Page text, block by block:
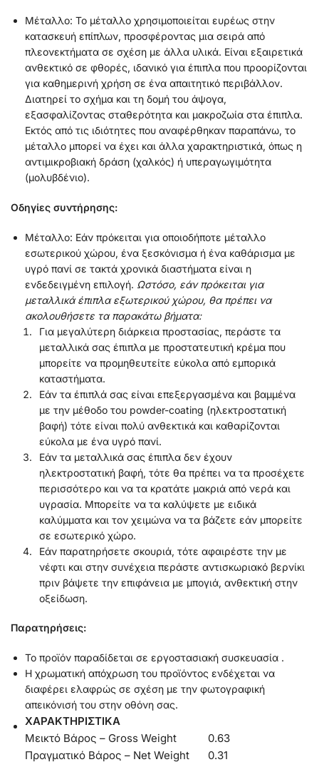
Μέταλλο: Το μέταλλο χρησιμοποιείται ευρέως στην
κατασκευή επίπλων, προσφέροντας μια σειρά από
πλεονεκτήματα σε σχέση με άλλα υλικά. Είναι εξαιρετικά
ανθεκτικό σε φθορές, ιδανικό για έπιπλα που προορίζονται
για καθημερινή χρήση σε ένα απαιτητικό περιβάλλον.
Διατηρεί το σχήμα και τη δομή του άψογα,
εξασφαλίζοντας σταθερότητα και μακροζωία στα έπιπλα.
Εκτός από τις ιδιότητες που αναφέρθηκαν παραπάνω, το
μέταλλο μπορεί να έχει και άλλα χαρακτηριστικά, όπως η
αντιμικροβιακή δράση (χαλκός) ή υπεραγωγιμότητα
(μολυβδένιο).
Οδηγίες συντήρησης:
Μέταλλο: Εάν πρόκειται για οποιοδήποτε μέταλλο
εσωτερικού χώρου, ένα ξεσκόνισμα ή ένα καθάρισμα με
υγρό πανί σε τακτά χρονικά διαστήματα είναι η
ενδεδειγμένη επιλογή. Ωστόσο, εάν πρόκειται για
μεταλλικά έπιπλα εξωτερικού χώρου, θα πρέπει να
ακολουθήσετε τα παρακάτω βήματα:
Για μεγαλύτερη διάρκεια προστασίας, περάστε τα
μεταλλικά σας έπιπλα με προστατευτική κρέμα που
μπορείτε να προμηθευτείτε εύκολα από εμπορικά
καταστήματα.
Εάν τα έπιπλά σας είναι επεξεργασμένα και βαμμένα
με την μέθοδο του powder-coating (ηλεκτροστατική
βαφή) τότε είναι πολύ ανθεκτικά και καθαρίζονται
εύκολα με ένα υγρό πανί.
Εάν τα μεταλλικά σας έπιπλα δεν έχουν
ηλεκτροστατική βαφή, τότε θα πρέπει να τα προσέχετε
περισσότερο και να τα κρατάτε μακριά από νερά και
υγρασία. Μπορείτε να τα καλύψετε με ειδικά
καλύμματα και τον χειμώνα να τα βάζετε εάν μπορείτε
σε εσωτερικό χώρο.
Εάν παρατηρήσετε σκουριά, τότε αφαιρέστε την με
νέφτι και στην συνέχεια περάστε αντισκωριακό βερνίκι
πριν βάψετε την επιφάνεια με μπογιά, ανθεκτική στην
οξείδωση.
Παρατηρήσεις:
Το προϊόν παραδίδεται σε εργοστασιακή συσκευασία .
Η χρωματική απόχρωση του προϊόντος ενδέχεται να
διαφέρει ελαφρώς σε σχέση με την φωτογραφική
απεικόνισή του στην οθόνη σας.
ΧΑΡΑΚΤΗΡΙΣΤΙΚΑ
Μεικτό Βάρος – Gross Weight
0.63
Πραγματικό Βάρος – Net Weight
0.31